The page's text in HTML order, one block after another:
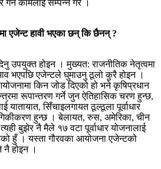
गर्ने कामलाई सम्पन्‍न गरेँ ।
एजेन्ट हावी भएका छन् कि छैनन् ?
उपयुक्त होइन । मुख्यत: राजनीतिक नेतृत्वमा
भएपछि एजेन्टले घुमाउनु ठूलो कुरै होइन ।
किन जोड दिएको हो भने कृषिप्रधान
रूपान्तरण गर्ने जुन ऐतिहासिक चरण हुन्छ,
यातायात, सिँचाइलगायत ठूल्ठूला पूर्वाधार
हुन्छ । बेलायत, रुस, अमेरिका, चीन
बुझेर नै मैले १७ वटा पूर्वाधार योजनालाई
हुँ । यस्ता गौरवका आयोजना एजेन्टको
होइन ।